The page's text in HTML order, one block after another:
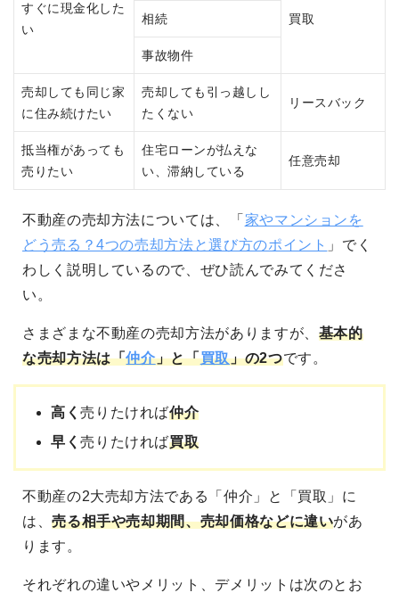
すぐに現金化した
い
買取
相続
事故物件
売却しても同じ家
に住み続けたい
売却しても引っ越しし
たくない
リースバック
抵当権があっても
売りたい
住宅ローンが払えな
い、滞納している
任意売却
不動産の売却方法については、「 家やマンションを
どう売る？4つの売却方法と選び方のポイント 」でく
わしく説明しているので、ぜひ読んでみてくださ
い。
さまざまな不動産の売却方法がありますが、 基本的
な売却方法は「仲介」と「買取」の2つです。
高く売りたければ仲介
早く売りたければ買取
不動産の2大売却方法である「仲介」と「買取」に
は、売る相手や売却期間、売却価格などに違いがあ
ります。
それぞれの違いやメリット、デメリットは次のとお